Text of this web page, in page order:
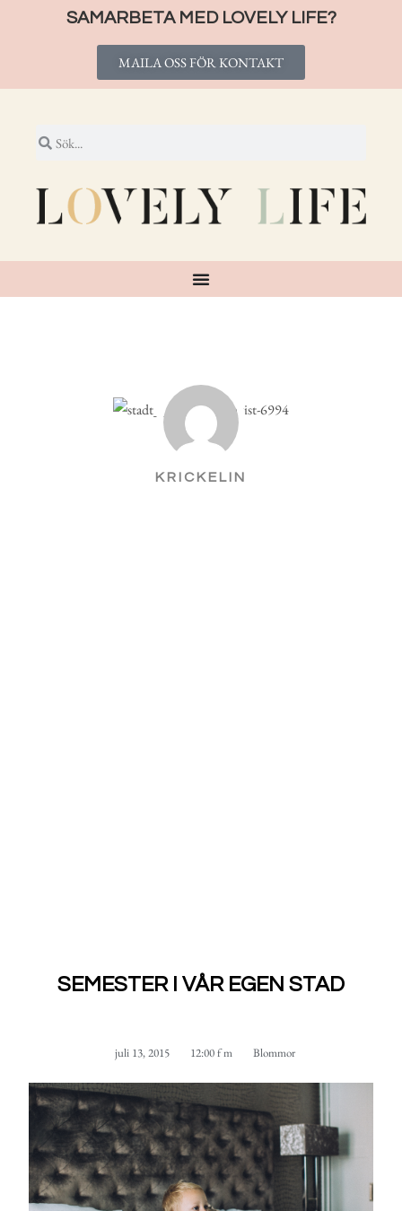
SAMARBETA MED LOVELY LIFE?
MAILA OSS FÖR KONTAKT
KRICKELIN
SEMESTER I VÅR EGEN STAD
juli 13, 2015 12:00 f m Blommor